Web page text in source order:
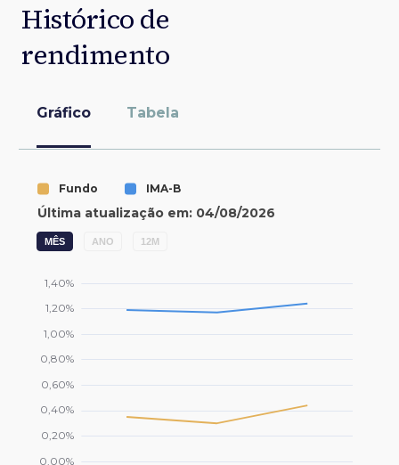
Histórico de
rendimento
Gráfico Tabela
MÊS ANO 12M